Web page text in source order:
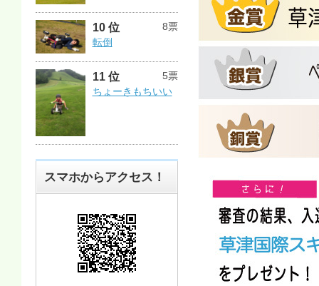
10 位
8票
転倒
11 位
5票
ちょーきもちいい
スマホからアクセス！